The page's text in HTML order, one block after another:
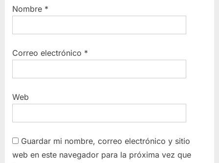
Nombre *
Correo electrónico *
Web
Guardar mi nombre, correo electrónico y sitio
web en este navegador para la próxima vez que